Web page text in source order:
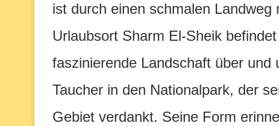
ist durch einen schmalen
Urlaubsort Sharm El-Sheik
faszinierende Landschaft über
Taucher in den Nationalpark, der
Gebiet verdankt. Seine Form